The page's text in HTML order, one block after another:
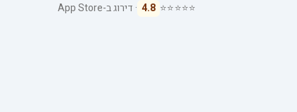
⭐⭐⭐⭐⭐
4.8 · דירוג ב-App Store